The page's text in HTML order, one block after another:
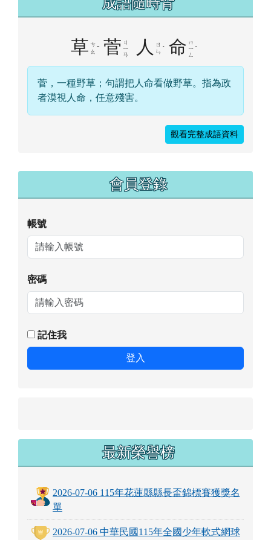
成語隨時背
草 ㄘ
ㄠ ˇ 菅 ㄐ
ㄧ
ㄢ
人
ㄖ
ㄣ ˊ 命 ㄇ
ㄧ
ㄥ
ˋ
菅，一種野草；句謂把人命看做野草。指為政
者漠視人命，任意殘害。
觀看完整成語資料
會員登錄
帳號
密碼
記住我
登入
最新榮譽榜
2026-07-06 115年花蓮縣縣長盃錦標賽獲獎名
單
2026-07-06 中華民國115年全國少年軟式網球